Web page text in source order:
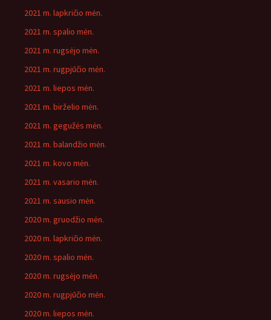
2021 m. lapkričio mėn.
2021 m. spalio mėn.
2021 m. rugsėjo mėn.
2021 m. rugpjūčio mėn.
2021 m. liepos mėn.
2021 m. birželio mėn.
2021 m. gegužės mėn.
2021 m. balandžio mėn.
2021 m. kovo mėn.
2021 m. vasario mėn.
2021 m. sausio mėn.
2020 m. gruodžio mėn.
2020 m. lapkričio mėn.
2020 m. spalio mėn.
2020 m. rugsėjo mėn.
2020 m. rugpjūčio mėn.
2020 m. liepos mėn.